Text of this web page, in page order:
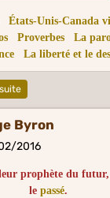
États-Unis-Canada
Proverbes
La
La liberté et le
Byron
2016
prophète du futur,
le passé.